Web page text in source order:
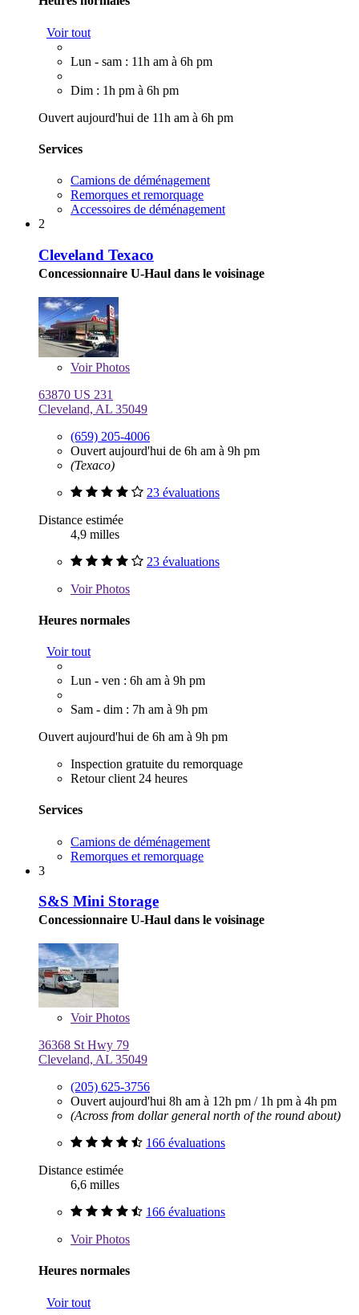
Voir tout
Lun - sam : 11h am à 6h pm
Dim : 1h pm à 6h pm
Ouvert aujourd'hui de 11h am à 6h pm
Services
Camions de déménagement
Remorques et remorquage
Accessoires de déménagement
2
Cleveland Texaco
Concessionnaire U-Haul dans le voisinage
VoirPhotos
63870 US 231
Cleveland, AL 35049
(659) 205-4006
Ouvert aujourd'hui de 6h am à 9h pm
(Texaco)
23 évaluations
Distance estimée
4,9 milles
23 évaluations
VoirPhotos
Heures normales
Voir tout
Lun - ven : 6h am à 9h pm
Sam - dim : 7h am à 9h pm
Ouvert aujourd'hui de 6h am à 9h pm
Inspection gratuite du remorquage
Retour client 24 heures
Services
Camions de déménagement
Remorques et remorquage
3
S&S Mini Storage
Concessionnaire U-Haul dans le voisinage
VoirPhotos
36368 St Hwy 79
Cleveland, AL 35049
(205) 625-3756
Ouvert aujourd'hui 8h am à 12h pm / 1h pm à 4h pm
(Across from dollar general north of the round about)
166 évaluations
Distance estimée
6,6 milles
166 évaluations
VoirPhotos
Heures normales
Voir tout